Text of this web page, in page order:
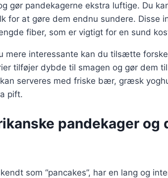
gør pandekagerne ekstra luftige. Du
for at gøre dem endnu sundere. Disse
fiber, som er vigtigt for en sund
mere interessante kan du tilsætte
tilføjer dybde til smagen og gør dem
serveres med friske bær, græsk
pift.
pandekager og
som “pancakes”, har en lang og